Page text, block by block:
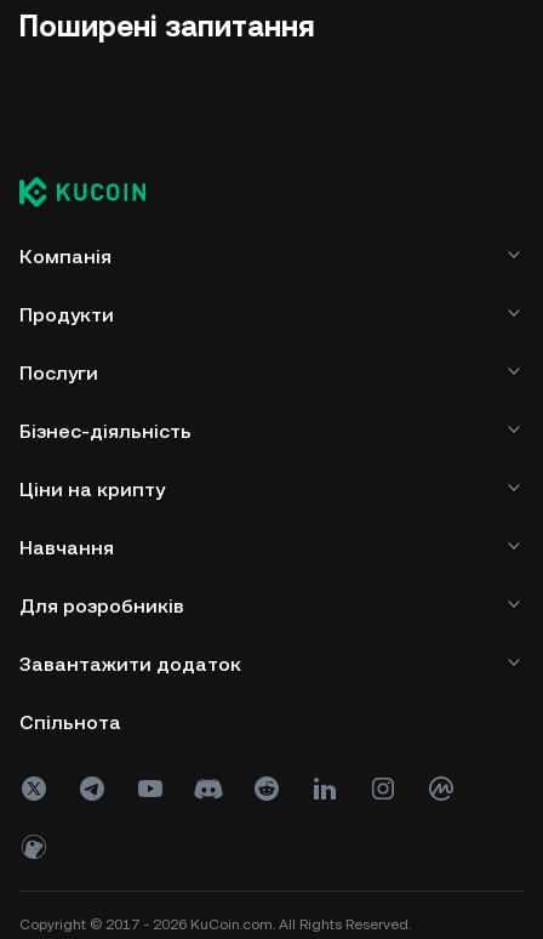
Поширені запитання
Компанія
Продукти
Послуги
Бізнес-діяльність
Ціни на крипту
Навчання
Для розробників
Завантажити додаток
Спільнота
Copyright © 2017 - 2026 KuCoin.com. All Rights Reserved.